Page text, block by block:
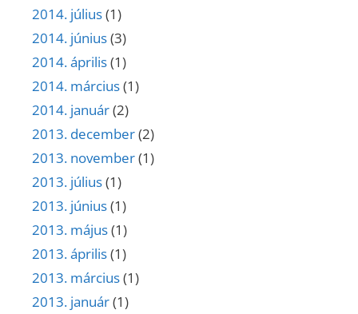
2014. július(1)
2014. június(3)
2014. április(1)
2014. március(1)
2014. január(2)
2013. december(2)
2013. november(1)
2013. július(1)
2013. június(1)
2013. május(1)
2013. április(1)
2013. március(1)
2013. január(1)